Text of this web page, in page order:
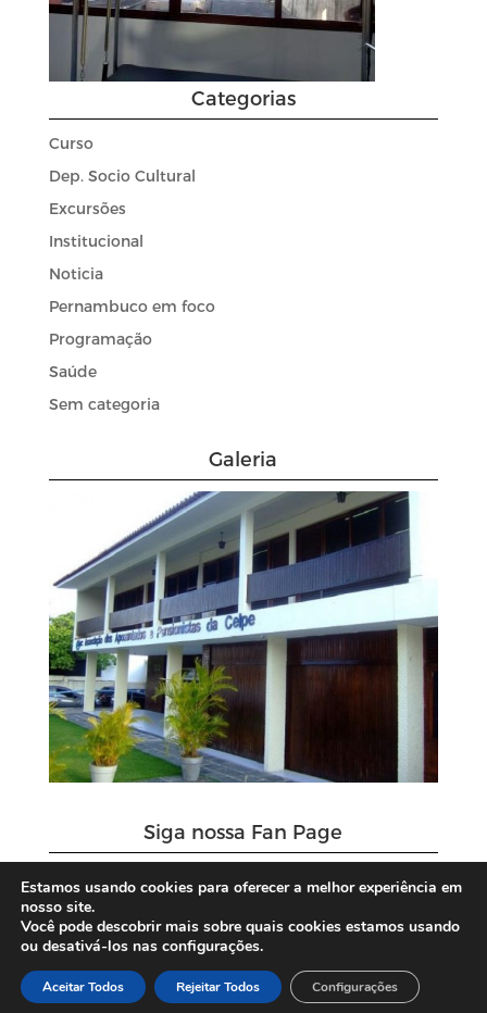
Categorias
Curso
Dep. Socio Cultural
Excursões
Institucional
Noticia
Pernambuco em foco
Programação
Saúde
Sem categoria
Galeria
Siga nossa Fan Page
Estamos usando cookies para oferecer a melhor experiência em
nosso site.
Você pode descobrir mais sobre quais cookies estamos usando
ou desativá-los nas configurações.
Aceitar Todos Rejeitar Todos Configurações